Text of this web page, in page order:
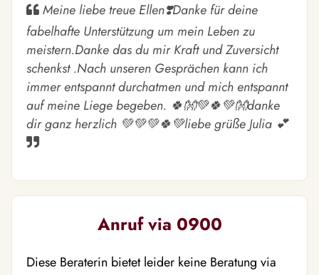
Meine liebe treue Ellen❣️Danke für deine
fabelhafte Unterstützung um mein Leben zu
meistern.Danke das du mir Kraft und Zuversicht
schenkst .Nach unseren Gesprächen kann ich
immer entspannt durchatmen und mich entspannt
auf meine Liege begeben. 🍀👐💚🍀💚👐danke
dir ganz herzlich 💚💚💚🍀💚liebe grüße Julia 💕
Anruf via 0900
Diese Beraterin bietet leider keine Beratung via